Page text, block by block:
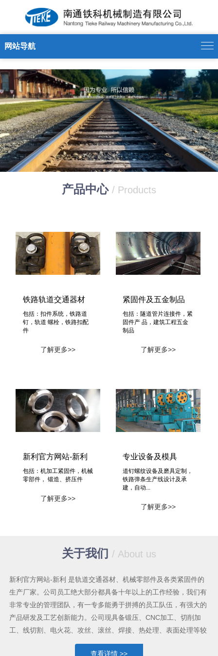
新利官方网站
网站导航
产品中心 / Products
铁路轨道交通器材
包括：扣件系统，铁路道
钉，轨道 螺栓，铁路扣配
件
了解更多>>
紧固件及五金制品
包括：隧道管片连接件，紧
固件产 品，建筑工程五金
制品
了解更多>>
新利官方网站-新利
包括：机加工紧固件，机械
零部件， 锻造、挤压件
了解更多>>
专业设备及模具
道钉螺纹设备及磨具定制，
铁路弹条生产线设计及承
建，自动...
了解更多>>
关于我们 / About us
新利官方网站-新利 是轨道交通器材、机械零部件及各类紧固件的
生产厂家。公司员工绝大部分都具备十年以上的工作经验，我们有
非常专业的管理团队，有一专多能勇于拼搏的员工队伍，有强大的
产品研发及工艺创新能力。公司现具备锻压、CNC加工、切削加
工、线切割、电火花、攻丝、滚丝、焊接、热处理、表面处理等较
为齐全的机械加工手段及能力，各类生产设备共六十多台套。我公
查看详情 >>